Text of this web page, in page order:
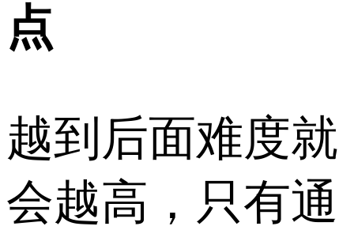
点
越到后面难度就
会越高，只有通